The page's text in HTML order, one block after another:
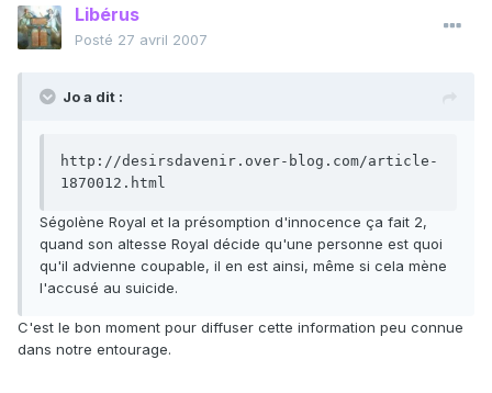
Libérus
Posté 27 avril 2007
Jo a dit :
http://desirsdavenir.over-blog.com/article-
1870012.html
Ségolène Royal et la présomption d'innocence ça fait 2,
quand son altesse Royal décide qu'une personne est quoi
qu'il advienne coupable, il en est ainsi, même si cela mène
l'accusé au suicide.
C'est le bon moment pour diffuser cette information peu connue
dans notre entourage.